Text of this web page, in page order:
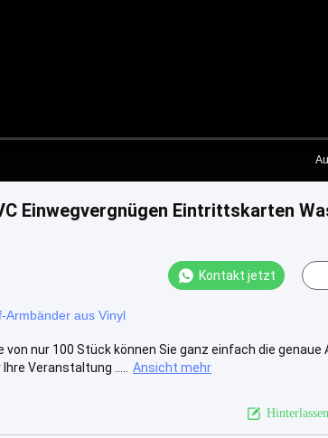
Einwegvergnügen Eintrittskarten
Kontakt jetzt
Armbänder aus Vinyl
nur 100 Stück können Sie ganz einfach die genaue
Veranstaltung .....
Ansicht mehr